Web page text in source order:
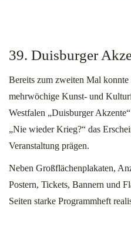
39. Duisburger
Bereits zum zweiten Mal
mehrwöchige Kunst- und
Westfalen „Duisburger
„Nie wieder Krieg?“ das
Veranstaltung prägen.
Neben Großflächenplakaten,
Postern, Tickets, Bannern und
Seiten starke Programmheft